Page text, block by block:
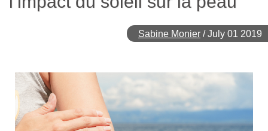
Sabine Monier /July 01 2019